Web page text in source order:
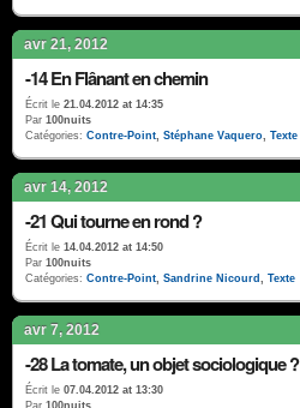
avr 21, 2012
-14 En Flânant en chemin
Écrit le 21.04.2012 at 14:35
Par 100nuits
Catégories: Contre-Point, Stéphane Vaquero, Texte
avr 14, 2012
-21 Qui tourne en rond ?
Écrit le 14.04.2012 at 14:50
Par 100nuits
Catégories: Contre-Point, Sandrine Nicourd , Texte
avr 7, 2012
-28 La tomate, un objet sociologique ?
Écrit le 07.04.2012 at 13:30
Par 100nuits